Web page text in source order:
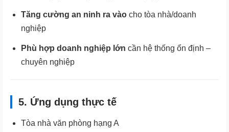
Tăng cường an ninh ra vàocho tòa nhà/doanh
nghiệp
Phù hợp doanh nghiệp lớn cần hệ thống ổn định –
chuyên nghiệp
5. Ứng dụng thực tế
Tòa nhà văn phòng hạng A